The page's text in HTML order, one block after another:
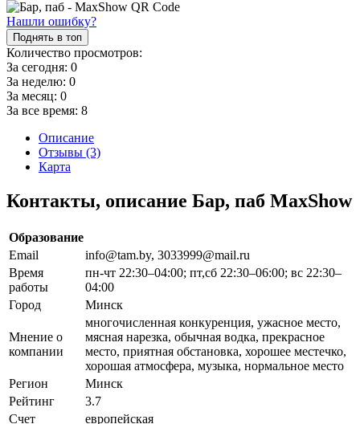
Нашли ошибку?
Поднять в топ
Количество просмотров:
За сегодня: 0
За неделю: 0
За месяц: 0
За все время: 8
Описание
Отзывы (3)
Карта
Контакты, описание Бар, паб MaxShow
Образование
Email
info@tam.by, 3033999@mail.ru
Время
работы
пн-чт 22:30–04:00; пт,сб 22:30–06:00; вс 22:30–
04:00
Город
Минск
Мнение о
компании
многочисленная конкуренция, ужасное место,
мясная нарезка, обычная водка, прекрасное
место, приятная обстановка, хорошее местечко,
хорошая атмосфера, музыка, нормальное место
Регион
Минск
Рейтинг
3.7
Счет
европейская